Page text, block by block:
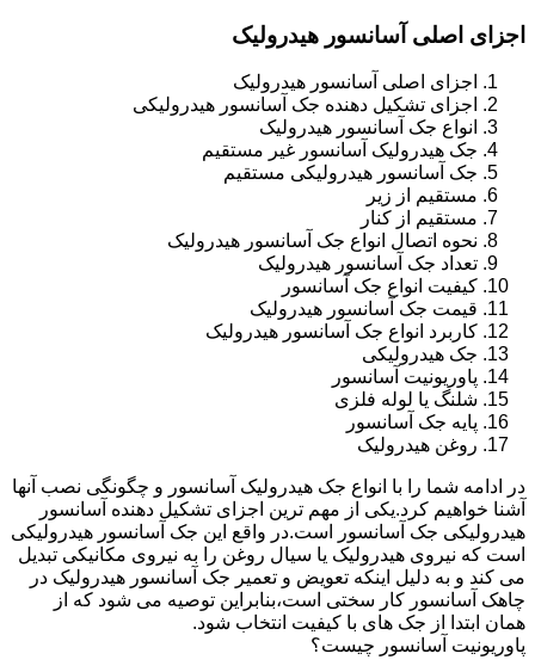
اجزای اصلی آسانسور هیدرولیک
اجزای اصلی آسانسور هیدرولیک
اجزای تشکیل دهنده جک آسانسور هیدرولیکی
انواع جک آسانسور هیدرولیک
جک هیدرولیک آسانسور غیر مستقیم
جک آسانسور هیدرولیکی مستقیم
مستقیم از زیر
مستقیم از کنار
نحوه اتصال انواع جک آسانسور هیدرولیک
تعداد جک آسانسور هیدرولیک
کیفیت انواع جک آسانسور
قیمت جک آسانسور هیدرولیک
کاربرد انواع جک آسانسور هیدرولیک
جک هیدرولیکی
پاوریونیت آسانسور
شلنگ یا لوله فلزی
پایه جک آسانسور
روغن هیدرولیک
در ادامه شما را با انواع جک هیدرولیک آسانسور و چگونگی نصب آنها
آشنا خواهیم کرد.یکی از مهم ترین اجزای تشکیل دهنده آسانسور
هیدرولیکی جک آسانسور است.در واقع این جک آسانسور هیدرولیکی
است که نیروی هیدرولیک یا سیال روغن را به نیروی مکانیکی تبدیل
می کند و به دلیل اینکه تعویض و تعمیر جک آسانسور هیدرولیک در
چاهک آسانسور کار سختی است،بنابراین توصیه می شود که از
همان ابتدا از جک های با کیفیت انتخاب شود.
پاوریونیت آسانسور چیست؟